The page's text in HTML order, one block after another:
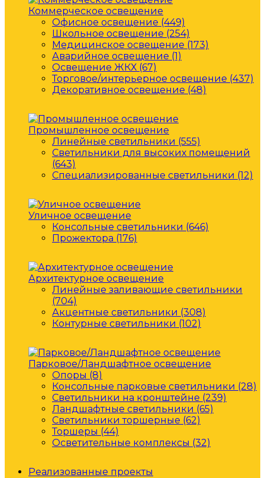
Коммерческое освещение
Офисное освещение (449)
Школьное освещение (254)
Медицинское освещение (173)
Аварийное освещение (1)
Освещение ЖКХ (67)
Торговое/интерьерное освещение (437)
Декоративное освещение (48)
Промышленное освещение
Линейные светильники (555)
Светильники для высоких помещений
(643)
Специализированные светильники (12)
Уличное освещение
Консольные светильники (646)
Прожектора (176)
Архитектурное освещение
Линейные заливающие светильники
(704)
Акцентные светильники (308)
Контурные светильники (102)
Парковое/Ландшафтное освещение
Опоры (8)
Консольные парковые светильники (28)
Светильники на кронштейне (239)
Ландшафтные светильники (65)
Светильники торшерные (62)
Торшеры (44)
Осветительные комплексы (32)
Реализованные проекты